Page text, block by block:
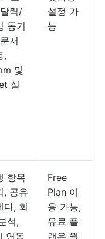
력/
동기
서
,
및
실
설정 가
능
항목
, 공유
다, 회
석,
연동
Free
Plan 이
용 가능;
유료 플
랜은 월